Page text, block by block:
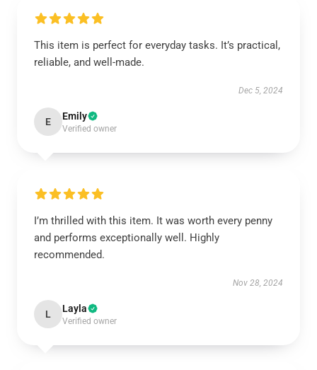
This item is perfect for everyday tasks. It’s practical,
reliable, and well-made.
Dec 5, 2024
E Emily
Verified owner
I’m thrilled with this item. It was worth every penny
and performs exceptionally well. Highly
recommended.
Nov 28, 2024
L Layla
Verified owner